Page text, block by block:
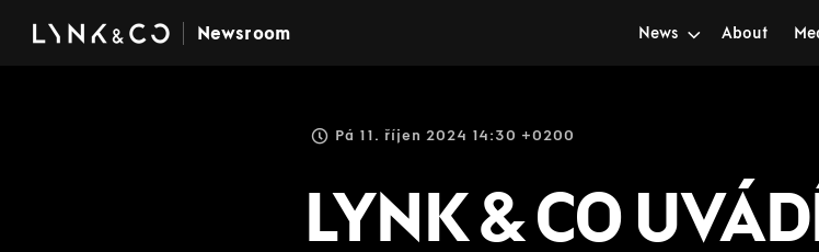
Newsroom News About
Pá 11. říjen 2024 14:30 +0200
LYNK & CO